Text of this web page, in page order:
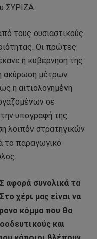
ΣΥΡΙΖΑ.
τους ουσιαστικούς
Οι πρώτες
η κυβέρνηση της
ακύρωση μέτρων
η αιτιολογημένη
σε
υπογραφή της
λοιπόν στρατηγικών
το παραγωγικό
αφορά συνολικά τα
χέρι μας είναι να
κόμμα που θα
και